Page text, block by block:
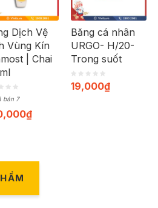
Dịch Vệ
Vùng Kín
| Chai
bán 7
₫
Băng cá nhân
URGO- H/20-
Trong suốt
19,000₫